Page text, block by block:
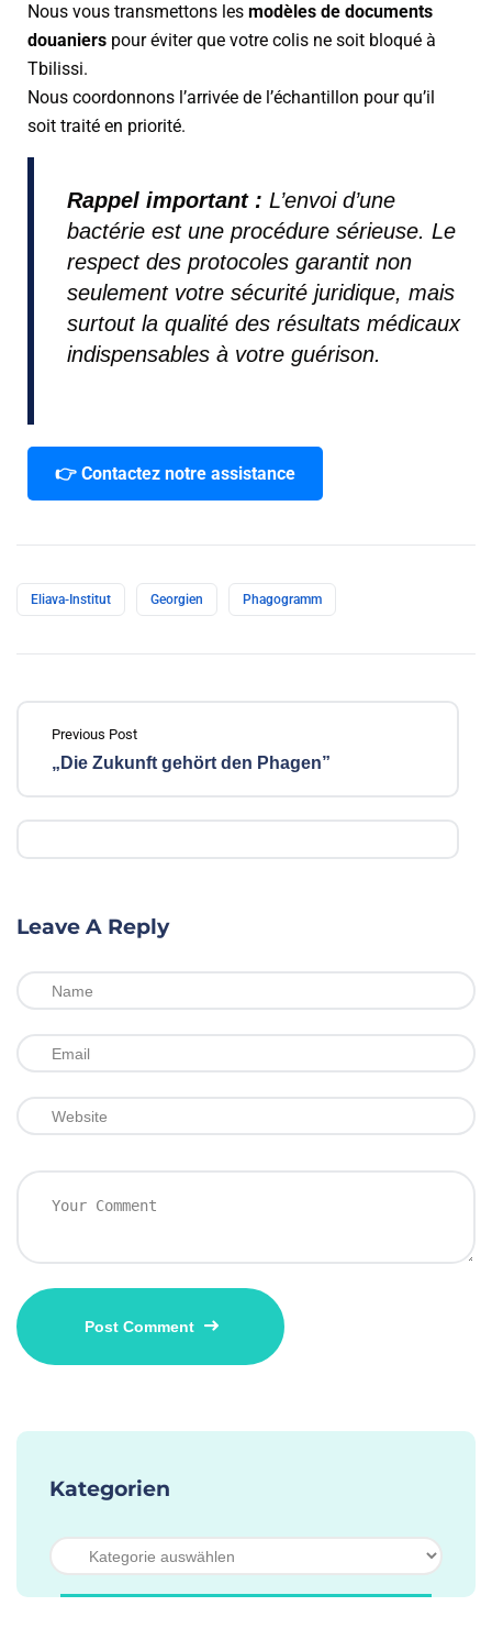
Nous vous transmettons les modèles de documents
douaniers pour éviter que votre colis ne soit bloqué à
Tbilissi.
Nous coordonnons l’arrivée de l’échantillon pour qu’il
soit traité en priorité.
Rappel important : L’envoi d’une
bactérie est une procédure sérieuse. Le
respect des protocoles garantit non
seulement votre sécurité juridique, mais
surtout la qualité des résultats médicaux
indispensables à votre guérison.
👉 Contactez notre assistance
Eliava-Institut Georgien Phagogramm
Previous Post
„Die Zukunft gehört den Phagen”
Leave A Reply
Kategorien